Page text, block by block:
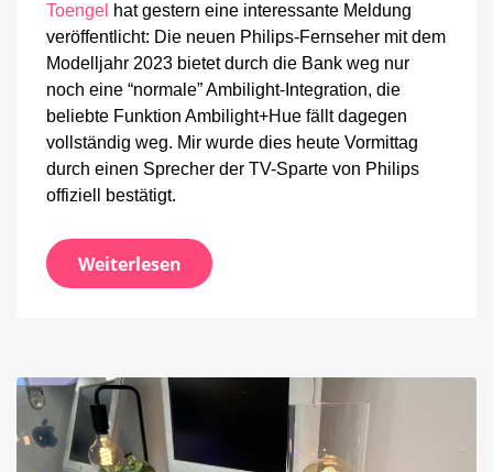
Toengel hat gestern eine interessante Meldung
veröffentlicht: Die neuen Philips-Fernseher mit dem
Modelljahr 2023 bietet durch die Bank weg nur
noch eine “normale” Ambilight-Integration, die
beliebte Funktion Ambilight+Hue fällt dagegen
vollständig weg. Mir wurde dies heute Vormittag
durch einen Sprecher der TV-Sparte von Philips
offiziell bestätigt.
Weiterlesen